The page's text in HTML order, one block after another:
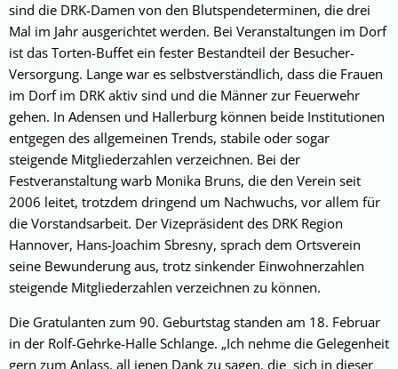
sind die DRK-Damen von den Blutspendeterminen, die drei
Mal im Jahr ausgerichtet werden. Bei Veranstaltungen im Dorf
ist das Torten-Buffet ein fester Bestandteil der Besucher-
Versorgung. Lange war es selbstverständlich, dass die Frauen
im Dorf im DRK aktiv sind und die Männer zur Feuerwehr
gehen. In Adensen und Hallerburg können beide Institutionen
entgegen des allgemeinen Trends, stabile oder sogar
steigende Mitgliederzahlen verzeichnen. Bei der
Festveranstaltung warb Monika Bruns, die den Verein seit
2006 leitet, trotzdem dringend um Nachwuchs, vor allem für
die Vorstandsarbeit. Der Vizepräsident des DRK Region
Hannover, Hans-Joachim Sbresny, sprach dem Ortsverein
seine Bewunderung aus, trotz sinkender Einwohnerzahlen
steigende Mitgliederzahlen verzeichnen zu können.
Die Gratulanten zum 90. Geburtstag standen am 18. Februar
in der Rolf-Gehrke-Halle Schlange. „Ich nehme die Gelegenheit
gern zum Anlass, all jenen Dank zu sagen, die sich in dieser